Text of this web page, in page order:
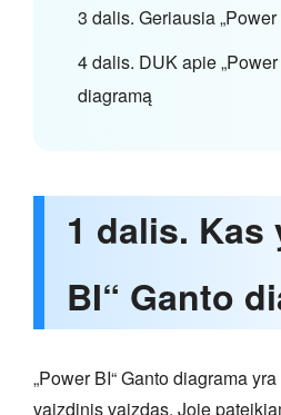
3 dalis. Geriausia
4 dalis. DUK apie „Power
diagramą
1 dalis. Kas
BI“ Ganto
„Power BI“ Ganto diagrama
vaizdinis vaizdas. Joje